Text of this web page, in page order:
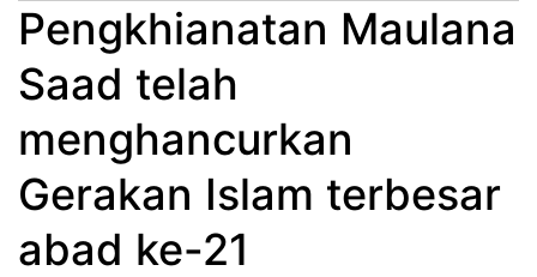
Pengkhianatan Maulana
Saad telah
menghancurkan
Gerakan Islam terbesar
abad ke-21